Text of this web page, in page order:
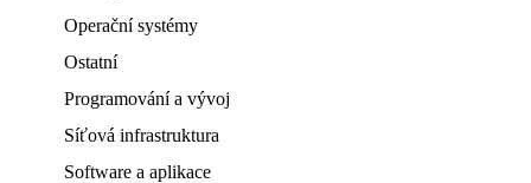
Operační systémy
Ostatní
Programování a vývoj
Síťová infrastruktura
Software a aplikace